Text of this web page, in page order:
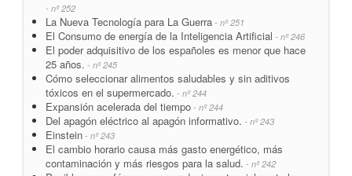
- nº 252
La Nueva Tecnología para La Guerra - nº 251
El Consumo de energía de la Inteligencia Artificial - nº 246
El poder adquisitivo de los españoles es menor que hace
25 años. - nº 245
Cómo seleccionar alimentos saludables y sin aditivos
tóxicos en el supermercado. - nº 244
Expansión acelerada del tiempo - nº 244
Del apagón eléctrico al apagón informativo. - nº 243
Einstein - nº 243
El cambio horario causa más gasto energético, más
contaminación y más riesgos para la salud. - nº 242